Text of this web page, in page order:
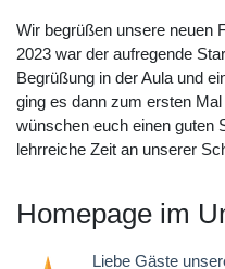
Wir begrüßen unsere neuen
2023 war der aufregende
Begrüßung in der Aula und
ging es dann zum ersten
wünschen euch einen guten
lehrreiche Zeit an unserer
Homepage im
Liebe Gäste